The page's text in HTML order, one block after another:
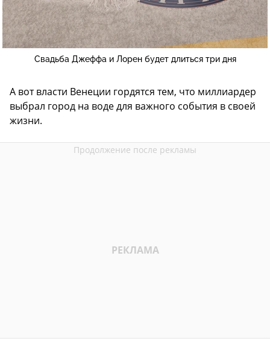
Свадьба Джеффа и Лорен будет длиться три дня
А вот власти Венеции гордятся тем, что миллиардер
выбрал город на воде для важного события в своей
жизни.